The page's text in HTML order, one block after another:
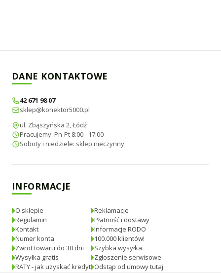
DANE KONTAKTOWE
42 671 98 07
sklep@konektor5000.pl
ul. Zbąszyńska 2, Łódź
Pracujemy: Pn-Pt 8:00 - 17:00
Soboty i niedziele: sklep nieczynny
INFORMACJE
O sklepie
Regulamin
Kontakt
Numer konta
Zwrot towaru do 30 dni
Wysyłka gratis
RATY - jak uzyskać kredyt
Reklamacje
Płatność i dostawy
Informacje RODO
100.000 klientów!
Szybka wysyłka
Zgłoszenie serwisowe
Odstąp od umowy tutaj